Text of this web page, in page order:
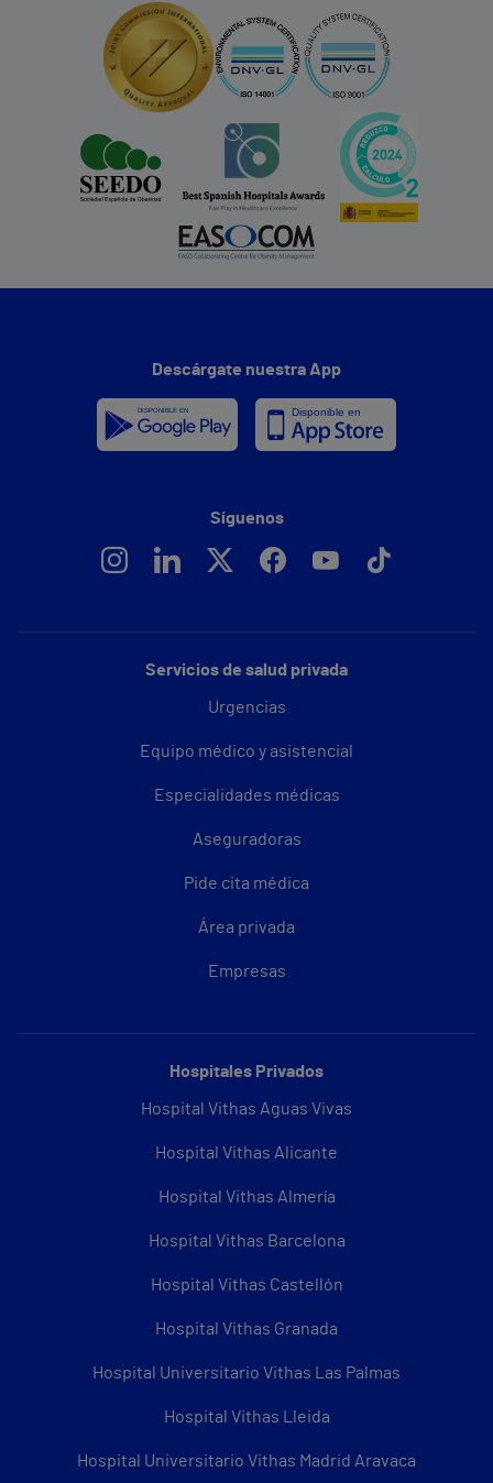
Servicios de salud privada
Urgencias
Equipo médico y asistencial
Especialidades médicas
Aseguradoras
Pide cita médica
Área privada
Empresas
Hospitales Privados
Hospital Vithas Aguas Vivas
Hospital Vithas Alicante
Hospital Vithas Almería
Hospital Vithas Barcelona
Hospital Vithas Castellón
Hospital Vithas Granada
Hospital Universitario Vithas Las Palmas
Hospital Vithas Lleida
Hospital Universitario Vithas Madrid Aravaca
Descárgate nuestra App
Síguenos